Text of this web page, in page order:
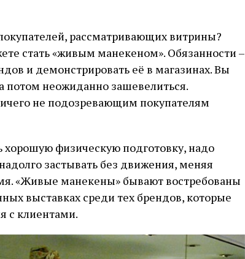
рассматривающих витрины?
стать «живым манекеном». Обязанности –
и демонстрировать её в магазинах. Вы
потом неожиданно зашевелиться.
не подозревающим покупателям
хорошую физическую подготовку, надо
застывать без движения, меняя
«Живые манекены» бывают востребованы
выставках среди тех брендов, которые
с клиентами.